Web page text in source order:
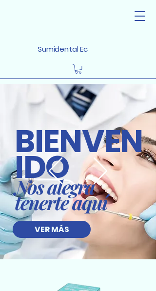
Sumidental Ec
BIENVEN
IDO
Nos alegra
tenerte aquí
VER MÁS